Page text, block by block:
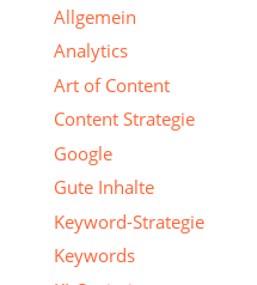
Allgemein
Analytics
Art of Content
Content Strategie
Google
Gute Inhalte
Keyword-Strategie
Keywords